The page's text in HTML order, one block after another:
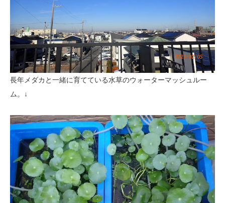
長年メダカと一緒に育てている水草のウォーターマッシュルー
ム。↓